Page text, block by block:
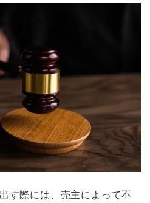
す際には、売主によって不